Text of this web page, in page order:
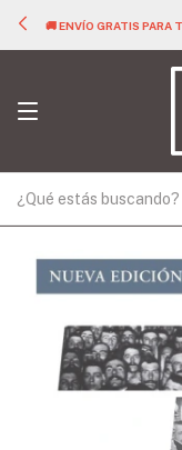
🚚 ENVÍO GRATIS PARA